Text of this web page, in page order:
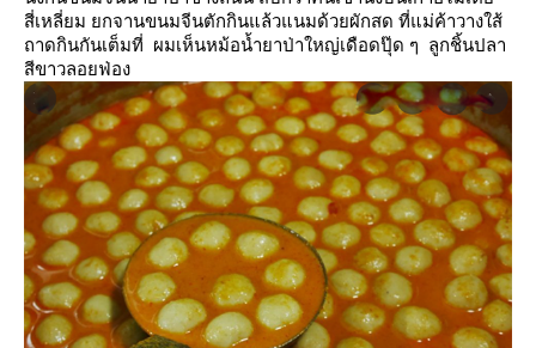
สี่เหลี่ยม ยกจานขนมจีนตักกินแล้วแนมด้วยผักสด ที่แม่ค้าวางใส้
ถาดกินกันเต็มที่ ผมเห็นหม้อน้ำยาป่าใหญ่เดือดปุ๊ด ๆ ลูกชิ้นปลา
สีขาวลอยฟ่อง